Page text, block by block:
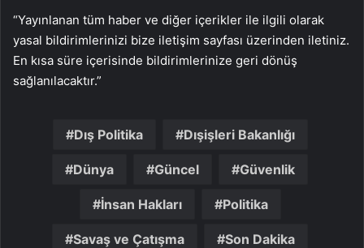
“Yayınlanan tüm haber ve diğer içerikler ile ilgili olarak
yasal bildirimlerinizi bize iletişim sayfası üzerinden iletiniz.
En kısa süre içerisinde bildirimlerinize geri dönüş
sağlanılacaktır.”
Dış Politika Dışişleri Bakanlığı
Dünya Güncel Güvenlik
İnsan Hakları Politika
Savaş ve Çatışma Son Dakika